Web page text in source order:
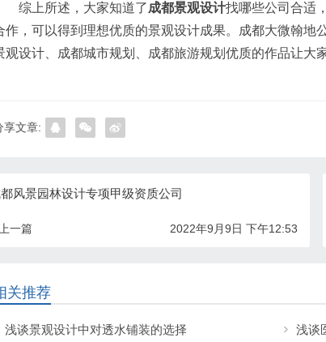
综上所述，大家知道了成都景观设计找哪些公司合适
作，可以得到理想优质的景观设计成果。成都大微翰地
观设计、成都城市规划、成都旅游规划优质的作品让大
享文章:
风景园林设计专项甲级资质公司
一篇 2022年9月9日 下午12:53
关推荐
浅谈景观设计中对透水铺装的选择 浅谈